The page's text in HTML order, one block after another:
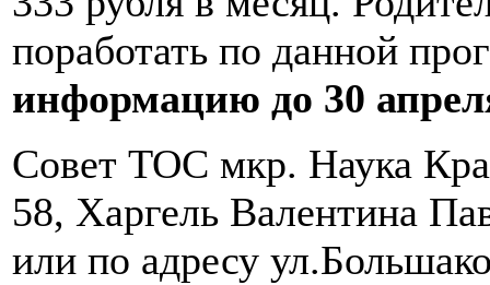
поработать по данной
информацию до 30
Совет ТОС мкр. Наука
58, Харгель Валентина
или по адресу